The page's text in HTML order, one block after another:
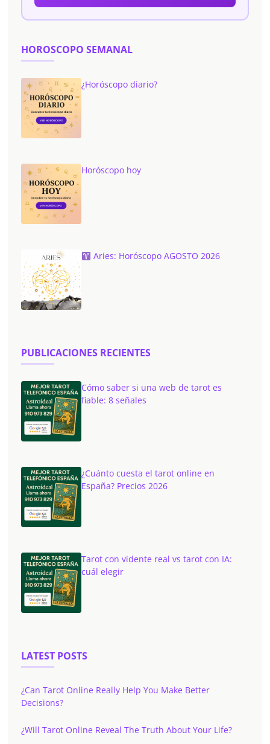
HOROSCOPO SEMANAL
¿Horóscopo diario?
Horóscopo hoy
Aries: Horóscopo AGOSTO 2026
PUBLICACIONES RECIENTES
Cómo saber si una web de tarot es
fiable: 8 señales
¿Cuánto cuesta el tarot online en
España? Precios 2026
Tarot con vidente real vs tarot con IA:
cuál elegir
LATEST POSTS
¿Can Tarot Online Really Help You Make Better
Decisions?
¿Will Tarot Online Reveal The Truth About Your Life?